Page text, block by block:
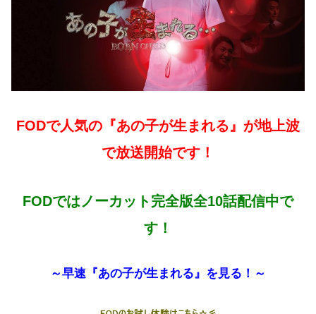
FODで人気の『あの子が生まれる』が地上波
で放送開始です！
FODではノーカット完全版全10話配信中で
す！
～早速『あの子が生まれる』を見る！～